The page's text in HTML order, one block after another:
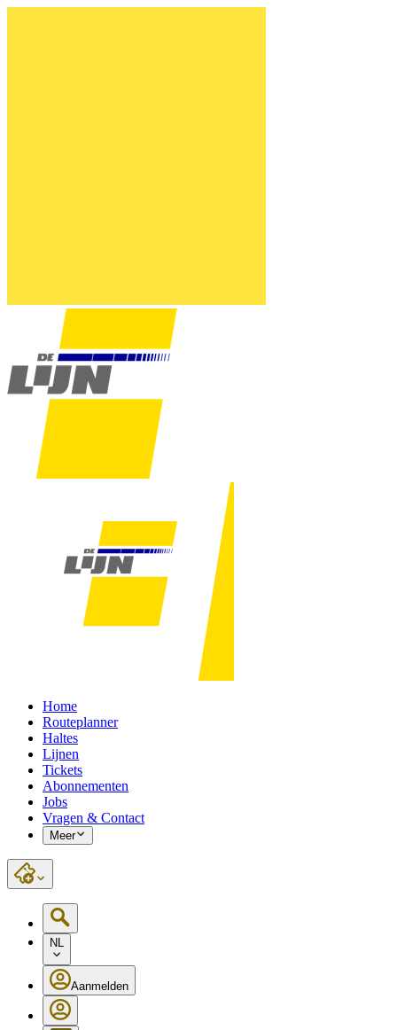
Home
Routeplanner
Haltes
Lijnen
Tickets
Abonnementen
Jobs
Vragen & Contact
Meer
NL
Aanmelden